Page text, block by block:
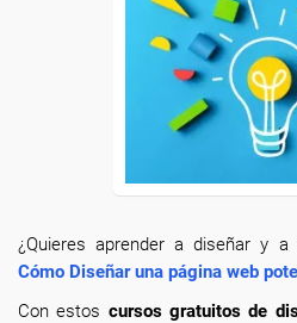
¿Quieres aprender a diseñar y a
Cómo Diseñar una página web
Con estos cursos gratuitos de